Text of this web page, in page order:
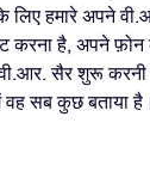
हमारे अपने
करना है, अपने
सैर शुरू
सब कुछ बताया है।